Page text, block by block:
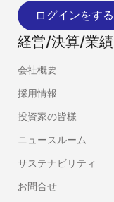
ログインをする
経営/決算/業績
会社概要
採用情報
投資家の皆様
ニュースルーム
サステナビリティ
お問合せ